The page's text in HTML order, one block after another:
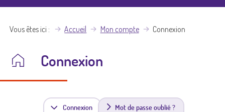
Vous êtes ici Accueil Mon compte Connexion
Connexion
Connexion(
Mot de passe oublié ?